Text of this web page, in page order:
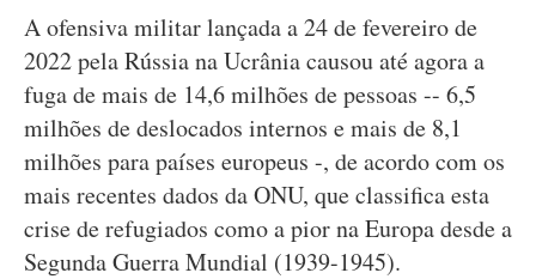
A ofensiva militar lançada a 24 de fevereiro de
2022 pela Rússia na Ucrânia causou até agora a
fuga de mais de 14,6 milhões de pessoas -- 6,5
milhões de deslocados internos e mais de 8,1
milhões para países europeus -, de acordo com os
mais recentes dados da ONU, que classifica esta
crise de refugiados como a pior na Europa desde a
Segunda Guerra Mundial (1939-1945).